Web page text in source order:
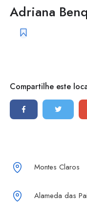
Adriana
Compartilhe este
Montes Claros
Alameda das